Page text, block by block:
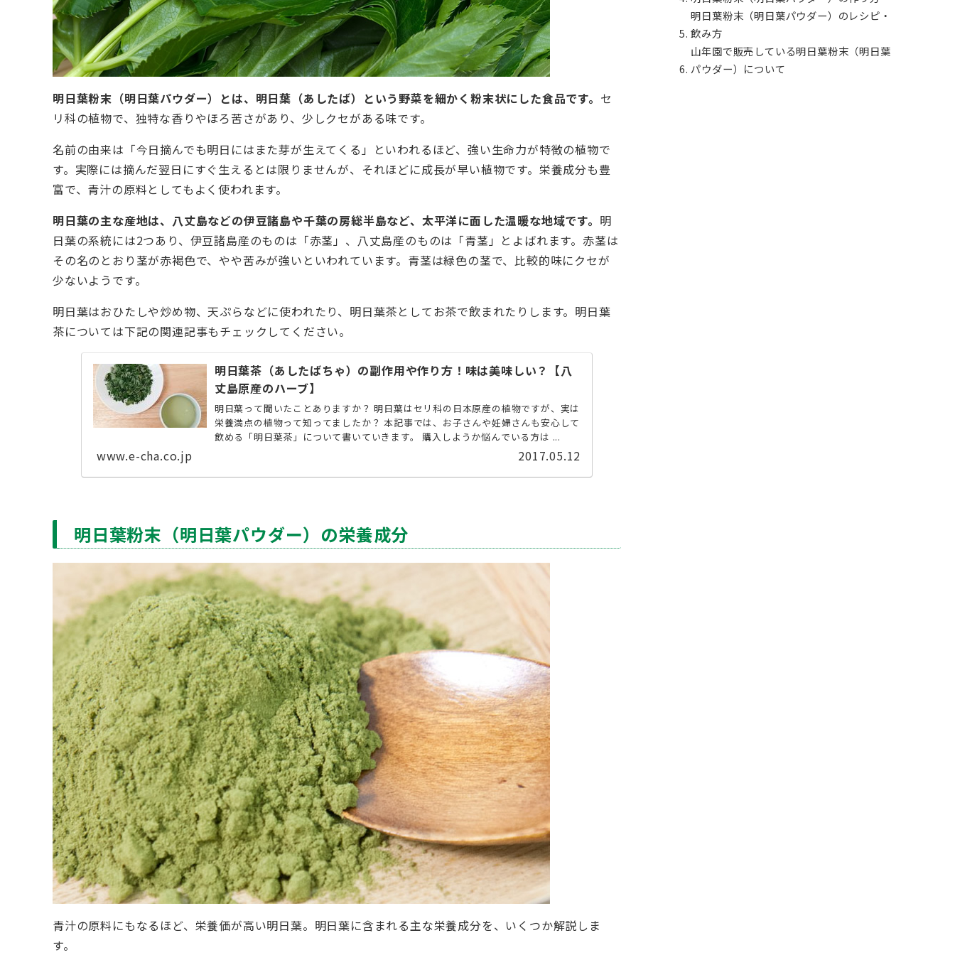
明日葉粉末（明日葉パウダー）とは、明日葉（あしたば）という野菜を細かく粉末状にした食品です。 セ
リ科の植物で、独特な香りやほろ苦さがあり、少しクセがある味です。
名前の由来は「今日摘んでも明日にはまた芽が生えてくる」といわれるほど、強い生命力が特徴の植物で
す。実際には摘んだ翌日にすぐ生えるとは限りませんが、それほどに成長が早い植物です。栄養成分も豊
富で、青汁の原料としてもよく使われます。
明日葉の主な産地は、八丈島などの伊豆諸島や千葉の房総半島など、太平洋に面した温暖な地域です。 明
日葉の系統には2つあり、伊豆諸島産のものは「赤茎」、八丈島産のものは「青茎」とよばれます。赤茎は
その名のとおり茎が赤褐色で、やや苦みが強いといわれています。青茎は緑色の茎で、比較的味にクセが
少ないようです。
明日葉はおひたしや炒め物、天ぷらなどに使われたり、明日葉茶としてお茶で飲まれたりします。明日葉
茶については下記の関連記事もチェックしてください。
明日葉茶（あしたばちゃ）の副作用や作り方！味は美味しい？【八
丈島原産のハーブ】
明日葉って聞いたことありますか？ 明日葉はセリ科の日本原産の植物ですが、実は
栄養満点の植物って知ってましたか？ 本記事では、お子さんや妊婦さんも安心して
飲める「明日葉茶」について書いていきます。 購入しようか悩んでいる方は ...
www.e-cha.co.jp 2017.05.12
明日葉粉末（明日葉パウダー）の栄養成分
青汁の原料にもなるほど、栄養価が高い明日葉。明日葉に含まれる主な栄養成分を、いくつか解説しま
す。
明日葉粉末（明日葉パウダー）のレシピ・
飲み方
山年園で販売している明日葉粉末（明日葉
パウダー）について